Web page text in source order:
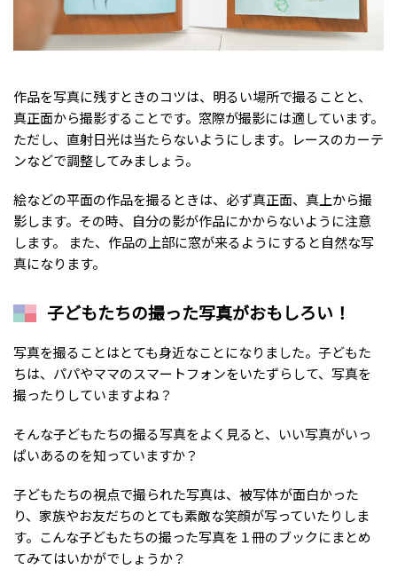
作品を写真に残すときのコツは、明るい場所で撮ることと、
真正面から撮影することです。窓際が撮影には適しています。
ただし、直射日光は当たらないようにします。レースのカーテ
ンなどで調整してみましょう。
絵などの平面の作品を撮るときは、必ず真正面、真上から撮
影します。その時、自分の影が作品にかからないように注意
します。 また、作品の上部に窓が来るようにすると自然な写
真になります。
子どもたちの撮った写真がおもしろい！
写真を撮ることはとても身近なことになりました。子どもた
ちは、パパやママのスマートフォンをいたずらして、写真を
撮ったりしていますよね？
そんな子どもたちの撮る写真をよく見ると、いい写真がいっ
ぱいあるのを知っていますか？
子どもたちの視点で撮られた写真は、被写体が面白かった
り、家族やお友だちのとても素敵な笑顔が写っていたりしま
す。こんな子どもたちの撮った写真を１冊のブックにまとめ
てみてはいかがでしょうか？